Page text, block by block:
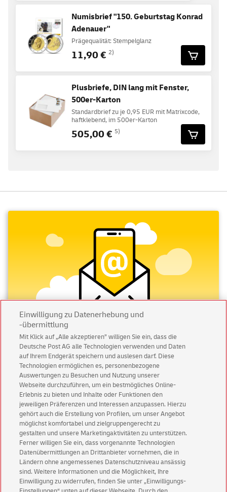
Numisbrief "150. Geburtstag Konrad
Adenauer"
Prägequalität: Stempelglanz
11,90 € 2)
Plusbriefe, DIN lang mit Fenster,
500er-Karton
Standardbrief zu je 0,95 EUR mit Matrixcode,
haftklebend, im 500er-Karton
505,00 € 5)
Abonnieren Sie unseren Newsletter
Immer informiert über exklusive Angebote und
Aktionen - jetzt mit Vorteil
Privatkundensichern sich einen5 € Gutschein
für POSTSCAN!
Geschäftskundenerhalten einen5 € Gutschein
für Briefmarke individuell!
Zur Newsletter-Anmeldung
Einwilligung zu Datenerhebung und
-übermittlung
Mit Klick auf „Alle akzeptieren” willigen Sie ein, dass die
Deutsche Post AG alle Technologien verwenden und Daten
auf Ihrem Endgerät speichern und auslesen darf. Diese
Technologien ermöglichen es, personenbezogene
Auswertungen zu Besuchen und Nutzung unserer
Webseite durchzuführen, um ein bestmögliches Online-
Erlebnis zu bieten und Inhalte oder Funktionen den
jeweiligen Präferenzen und Interessen anzupassen. Hierzu
gehört auch die Erstellung von Profilen, um unser Angebot
möglichst komfortabel und zielgruppengerecht zu
gestalten und unsere Marketingaktivitäten zu unterstützen.
Ferner willigen Sie ein, dass vorgenannte Technologien
Datenübermittlungen an Drittanbieter vornehmen, die in
Ländern ohne angemessenes Datenschutzniveau ansässig
sind. Weitere Informationen und die Möglichkeit, Ihre
Einwilligung zu widerrufen, finden Sie unter „Einwilligungs-